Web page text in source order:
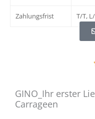
Zahlungsfrist T/T,
GINO_Ihr erster
Carrageen